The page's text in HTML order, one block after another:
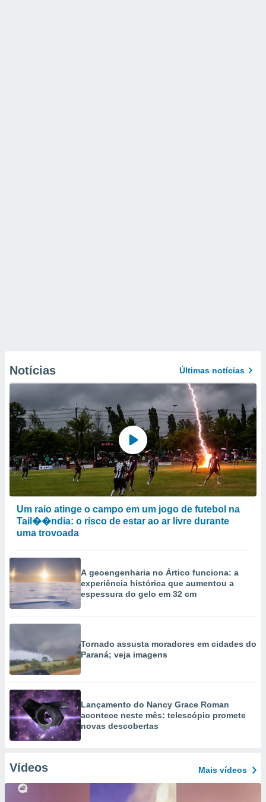
Notícias Últimas notícias
Um raio atinge o campo em um jogo de futebol na
Tail��ndia: o risco de estar ao ar livre durante
uma trovoada
A geoengenharia no Ártico funciona: a
experiência histórica que aumentou a
espessura do gelo em 32 cm
Tornado assusta moradores em cidades do
Paraná; veja imagens
Lançamento do Nancy Grace Roman
acontece neste mês: telescópio promete
novas descobertas
Vídeos Mais vídeos